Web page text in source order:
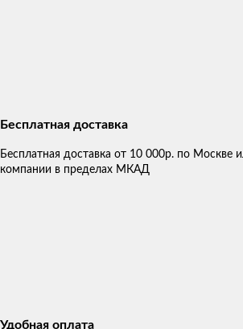
Бесплатная доставка
Бесплатная доставка от 10 000р. по Москве
компании в пределах МКАД
Удобная оплата